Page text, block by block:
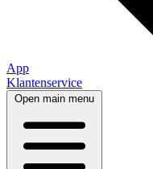
App
Klantenservice
Open main menu